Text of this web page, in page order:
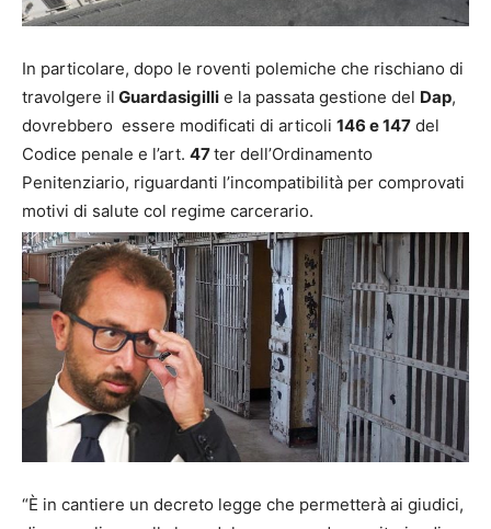
In particolare, dopo le roventi polemiche che rischiano di
travolgere il Guardasigilli e la passata gestione del Dap,
dovrebbero essere modificati di articoli 146 e 147 del
Codice penale e l’art. 47ter dell’Ordinamento
Penitenziario, riguardanti l’incompatibilità per comprovati
motivi di salute col regime carcerario.
“È in cantiere un decreto legge che permetterà ai giudici,